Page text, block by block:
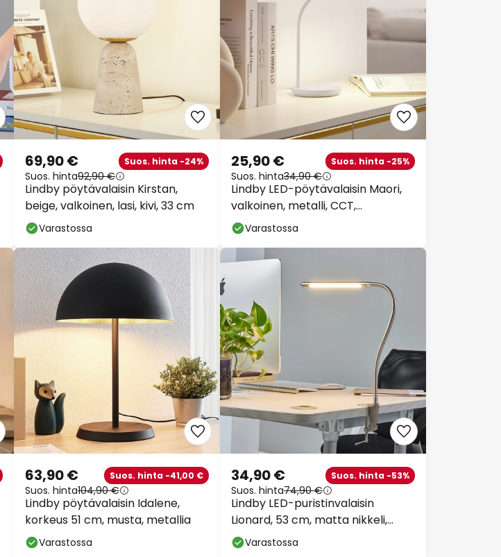
Lindby pöytävalaisin Kirstan,
beige, valkoinen, lasi, kivi, 33 cm
69,90 € Suos. hinta -24%
Suos. hinta92,90 €
Varastossa
Lindby LED-pöytävalaisin Maori,
valkoinen, metalli, CCT,
himmennettävä
25,90 € Suos. hinta -25%
Suos. hinta34,90 €
Varastossa
Lindby pöytävalaisin Idalene,
korkeus 51 cm, musta, metallia
63,90 € Suos. hinta -41,00 €
Suos. hinta104,90 €
Varastossa
Lindby LED-puristinvalaisin
Lionard, 53 cm, matta nikkeli,
metallia
34,90 € Suos. hinta -53%
Suos. hinta74,90 €
Varastossa